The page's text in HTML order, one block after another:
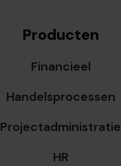
Producten
Financieel
Handelsprocessen
Projectadministratie
HR